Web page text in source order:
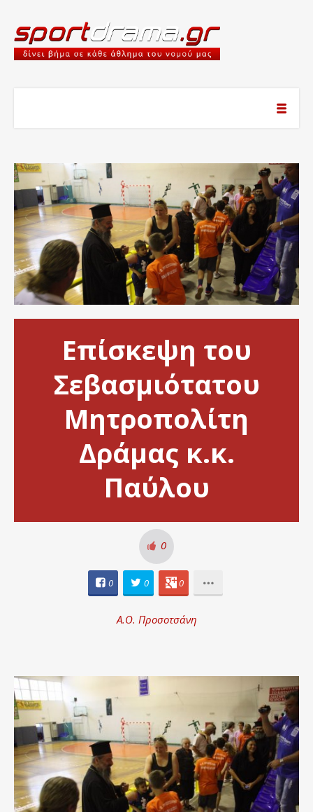
Επίσκεψη του
Σεβασμιότατου
Μητροπολίτη
Δράμας κ.κ.
Παύλου
0
0 0 0
Α.Ο. Προσοτσάνη